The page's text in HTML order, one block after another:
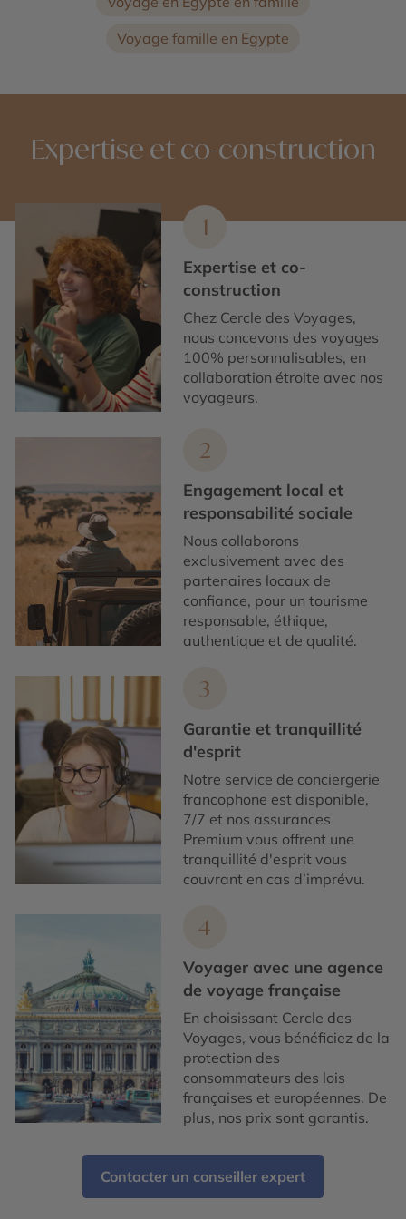
Voyage famille en Egypte
Expertise et co-construction
1
Expertise et co-
construction
Chez Cercle des Voyages,
nous concevons des voyages
100% personnalisables, en
collaboration étroite avec nos
voyageurs.
2
Engagement local et
responsabilité sociale
Nous collaborons
exclusivement avec des
partenaires locaux de
confiance, pour un tourisme
responsable, éthique,
authentique et de qualité.
3
Garantie et tranquillité
d'esprit
Notre service de conciergerie
francophone est disponible,
7/7 et nos assurances
Premium vous offrent une
tranquillité d'esprit vous
couvrant en cas d’imprévu.
4
Voyager avec une agence
de voyage française
En choisissant Cercle des
Voyages, vous bénéficiez de la
protection des
consommateurs des lois
françaises et européennes. De
plus, nos prix sont garantis.
Contacter un conseiller expert